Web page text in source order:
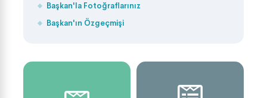
Başkan'la Fotoğraflarınız
Başkan'ın Özgeçmişi